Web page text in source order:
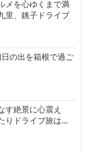
メを心ゆくまで満
里、銚子ドライブ
の出を箱根で過ご
す絶景に心震え
りドライブ旅は…